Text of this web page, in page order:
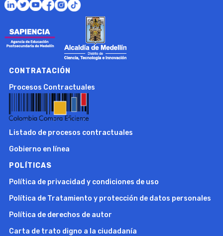
CONTRATACIÓN
Procesos Contractuales
Listado de procesos contractuales
Gobierno en línea
POLÍTICAS
Política de privacidad y condiciones de uso
Política de Tratamiento y protección de datos personales
Política de derechos de autor
Carta de trato digno a la ciudadanía